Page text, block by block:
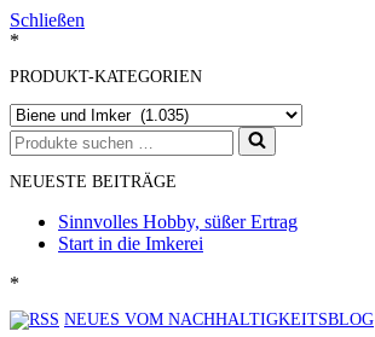
Schließen
*
PRODUKT-KATEGORIEN
Suchen
nach …
NEUESTE BEITRÄGE
Sinnvolles Hobby, süßer Ertrag
Start in die Imkerei
*
NEUES VOM NACHHALTIGKEITSBLOG